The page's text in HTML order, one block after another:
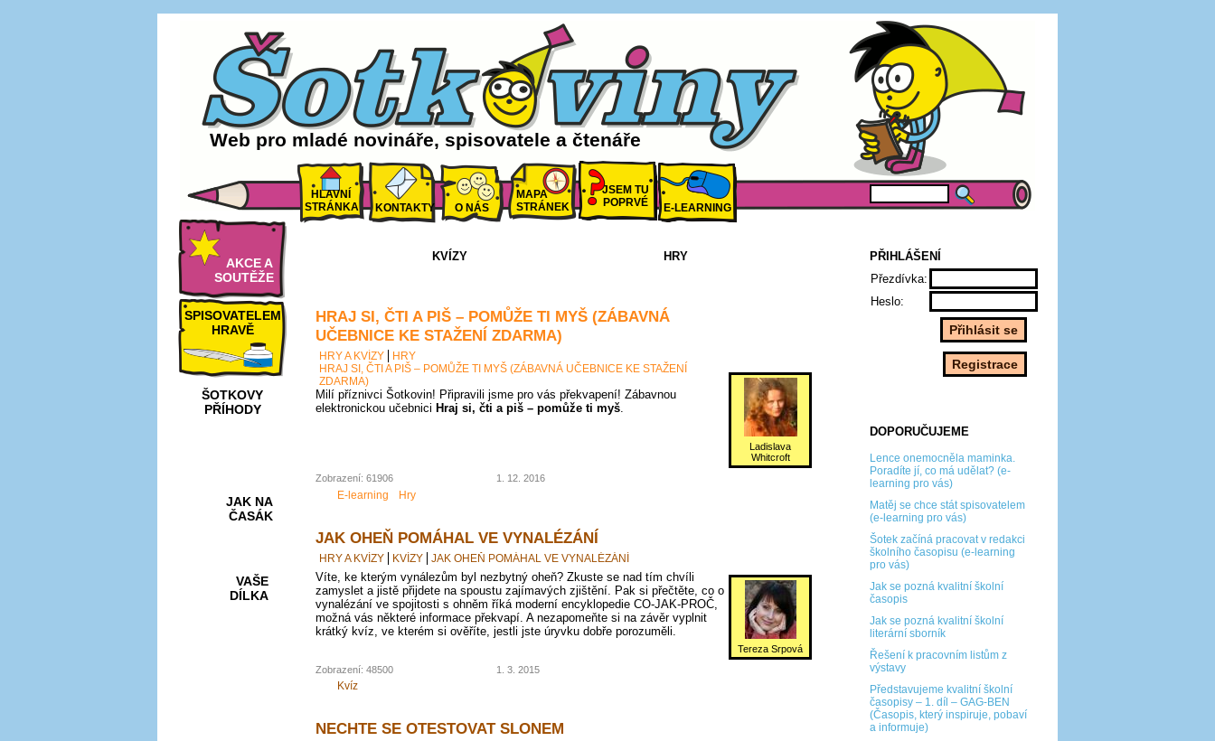
Web pro mladé novináře, spisovatele a čtenáře
HLAVNÍ
STRÁNKA
KONTAKTY O NÁS
MAPA
STRÁNEK
JSEM TU
POPRVÉ
E-LEARNING
AKCE A
SOUTĚŽE
SPISOVATELEM
HRAVĚ
ŠOTKOVY
PŘÍHODY
JAK NA
ČASÁK
VAŠE
DÍLKA
PŘIHLÁŠENÍ
Přezdívka:
Heslo:
DOPORUČUJEME
Lence onemocněla maminka.
Poradíte jí, co má udělat? (e-
learning pro vás)
Matěj se chce stát spisovatelem
(e-learning pro vás)
Šotek začíná pracovat v redakci
školního časopisu (e-learning
pro vás)
Jak se pozná kvalitní školní
časopis
Jak se pozná kvalitní školní
literární sborník
Řešení k pracovním listům z
výstavy
Představujeme kvalitní školní
časopisy – 1. díl – GAG-BEN
(Časopis, který inspiruje, pobaví
a informuje)
KVÍZY HRY
HRAJ SI, ČTI A PIŠ – POMŮŽE TI MYŠ (ZÁBAVNÁ
UČEBNICE KE STAŽENÍ ZDARMA)
HRY A KVÍZY
HRY
HRAJ SI, ČTI A PIŠ – POMŮŽE TI MYŠ (ZÁBAVNÁ UČEBNICE KE STAŽENÍ
ZDARMA)
Ladislava
Whitcroft
Milí příznivci Šotkovin! Připravili jsme pro vás překvapení! Zábavnou
elektronickou učebnici Hraj si, čti a piš – pomůže ti myš.
Zobrazení: 61906 1. 12. 2016
E-learning Hry
JAK OHEŇ POMÁHAL VE VYNALÉZÁNÍ
HRY A KVÍZY KVÍZY JAK OHEŇ POMÁHAL VE VYNALÉZÁNÍ
Tereza Srpová
Víte, ke kterým vynálezům byl nezbytný oheň? Zkuste se nad tím chvíli
zamyslet a jistě přijdete na spoustu zajímavých zjištění. Pak si přečtěte, co o
vynalézání ve spojitosti s ohněm říká moderní encyklopedie CO-JAK-PROČ,
možná vás některé informace překvapí. A nezapomeňte si na závěr vyplnit
krátký kvíz, ve kterém si ověříte, jestli jste úryvku dobře porozuměli.
Zobrazení: 48500 1. 3. 2015
Kvíz
NECHTE SE OTESTOVAT SLONEM